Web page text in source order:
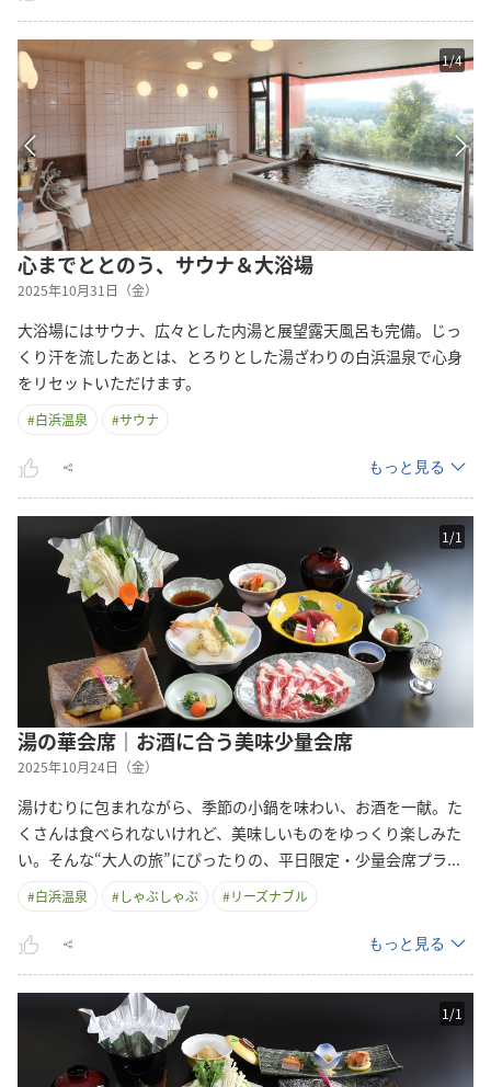
1/4
心までととのう、サウナ＆大浴場
2025年10月31日（金）
大浴場にはサウナ、広々とした内湯と展望露天風呂も完備。じっ
くり汗を流したあとは、とろりとした湯ざわりの白浜温泉で心身
をリセットいただけます。
#白浜温泉 #サウナ
もっと見る
1/1
湯の華会席｜お酒に合う美味少量会席
2025年10月24日（金）
湯けむりに包まれながら、季節の小鍋を味わい、お酒を一献。た
くさんは食べられないけれど、美味しいものをゆっくり楽しみた
い。そんな“大人の旅”にぴったりの、平日限定・少量会席プラ...
#白浜温泉 #しゃぶしゃぶ #リーズナブル
もっと見る
1/1